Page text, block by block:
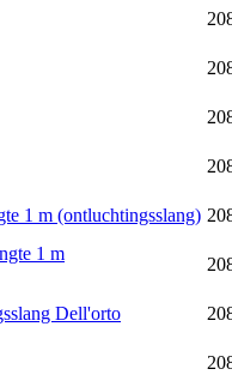
1 m (ontluchtingsslang)
1 m
Dell'orto